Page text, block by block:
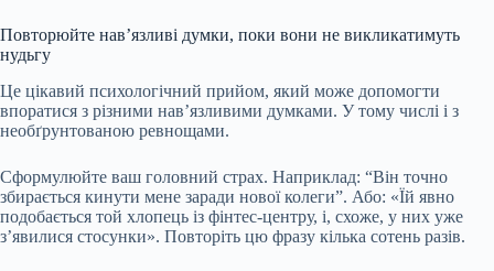
Повторюйте нав’язливі думки, поки вони не викликатимуть
нудьгу
Це цікавий психологічний прийом, який може допомогти
впоратися з різними нав’язливими думками. У тому числі і з
необґрунтованою ревнощами.
Сформулюйте ваш головний страх. Наприклад: “Він точно
збирається кинути мене заради нової колеги”. Або: «Їй явно
подобається той хлопець із фінтес-центру, і, схоже, у них уже
з’явилися стосунки». Повторіть цю фразу кілька сотень разів.